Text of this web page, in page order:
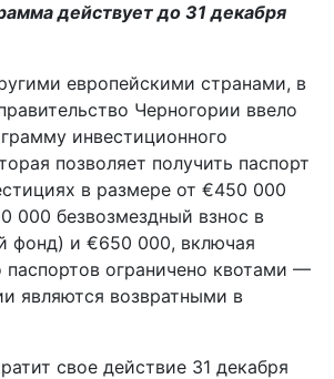
действует до 31 декабря
европейскими странами, в
Черногории ввело
инвестиционного
позволяет получить паспорт
в размере от €450 000
000 безвозмездный взнос в
фонд) и €650 000, включая
ограничено квотами —
являются возвратными в
свое действие 31 декабря